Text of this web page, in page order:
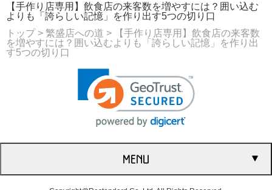
【手作り店専用】飲食店の来客数を増やすには？囲い込む
よりも「誇らしい記憶」を作り出す5つの切り口
トップ > 繁盛店への道 > 【手作り店専用】飲食店の来客数
を増やすには？囲い込むよりも「誇らしい記憶」を作り出
す5つの切り口
MENU